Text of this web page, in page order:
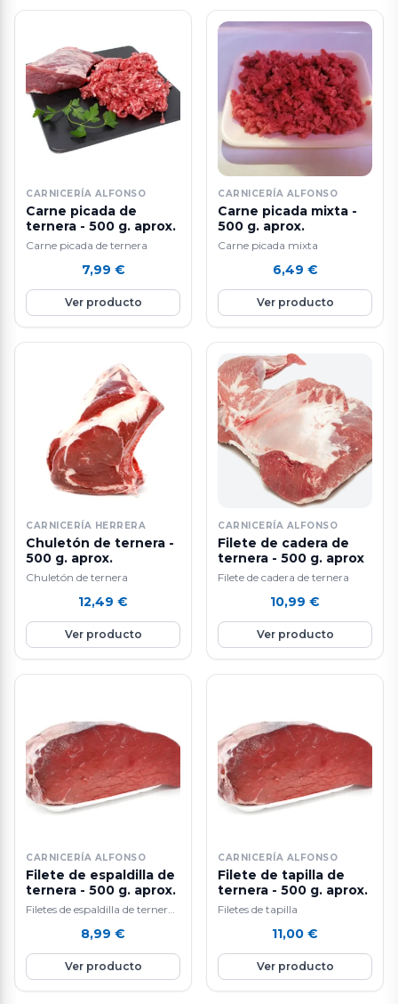
CARNICERÍA ALFONSO
Carne picada de
ternera - 500 g. aprox.
Carne picada de ternera
7,99 €
Ver producto
CARNICERÍA ALFONSO
Carne picada mixta -
500 g. aprox.
Carne picada mixta
6,49 €
Ver producto
CARNICERÍA HERRERA
Chuletón de ternera -
500 g. aprox.
Chuletón de ternera
12,49 €
Ver producto
CARNICERÍA ALFONSO
Filete de cadera de
ternera - 500 g. aprox
Filete de cadera de ternera
10,99 €
Ver producto
CARNICERÍA ALFONSO
Filete de espaldilla de
ternera - 500 g. aprox.
Filetes de espaldilla de ternera,
8,99 €
Ver producto
CARNICERÍA ALFONSO
Filete de tapilla de
ternera - 500 g. aprox.
Filetes de tapilla
11,00 €
Ver producto